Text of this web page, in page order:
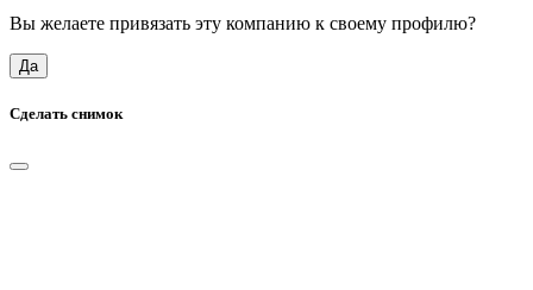
Вы желаете привязать эту компанию к своему профилю?
Да
Сделать снимок